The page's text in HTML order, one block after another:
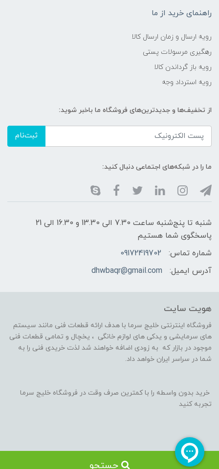
راهنمای خرید از ما
رویه ارسال و زمان ارسال کالا
رهگیری مرسولات پستی
رویه باز گرداندن کالا
رویه استرداد وجه
از تخفیف‌ها و جدیدترین‌های فروشگاه ما باخبر شوید:
ثبت‌نام
ما را در شبکه‌های اجتماعی دنبال کنید:
شنبه تا پنج‌شنبه ساعت 7.30 الی 13.30 و 16.30 الی 21
پاسخگوی شما هستیم
شماره تماس:
09172419702
آدرس ایمیل:
dhwbaqr@gmail.com
هویت سایت
فروشگاه اینترنتی خلیج سرما با هدف ارائه قطعات فنی مانند سیستم
های سرمایشی و یدکی های لوازم خانگی ، یخچال و تمامی قطعات فنی
موجود در بازار که به زودی اضافه خواهند شد لذت خریدی فنی را به
شما در سراسر ایران خواهد داد.
خرید بدون واسطه را با کمترین صرف وقت در فروشگاه خلیج سرما
تجربه کنید
ساخت سایت توسط